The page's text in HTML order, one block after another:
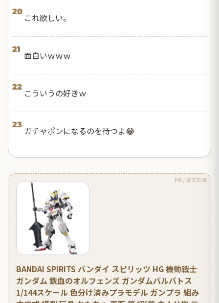
20
これ欲しい。
21
面白いｗｗｗ
22
こういうの好きｗ
23
ガチャポンになるのを待つよ😂
PR / 楽天市場
BANDAI SPIRITS バンダイ スピリッツ HG 機動戦士
ガンダム 鉄血のオルフェンズ ガンダムバルバトス
1/144スケール 色分け済みプラモデル ガンプラ 組み